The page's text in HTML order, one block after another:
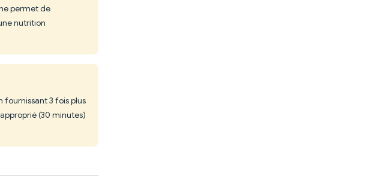
permet de
nutrition
fournissant 3 fois plus
(30 minutes)